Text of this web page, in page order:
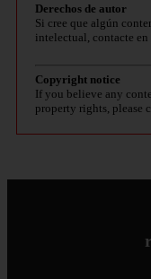
Derechos de autor
Si cree que algún
intelectual, contacte en
Copyright notice
If you believe any
property rights, please